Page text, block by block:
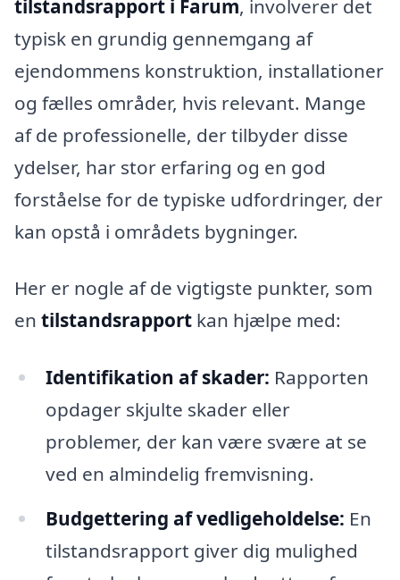
tilstandsrapport i Farum, involverer det
typisk en grundig gennemgang af
ejendommens konstruktion, installationer
og fælles områder, hvis relevant. Mange
af de professionelle, der tilbyder disse
ydelser, har stor erfaring og en god
forståelse for de typiske udfordringer, der
kan opstå i områdets bygninger.
Her er nogle af de vigtigste punkter, som
en tilstandsrapport kan hjælpe med:
Identifikation af skader: Rapporten
opdager skjulte skader eller
problemer, der kan være svære at se
ved en almindelig fremvisning.
Budgettering af vedligeholdelse: En
tilstandsrapport giver dig mulighed